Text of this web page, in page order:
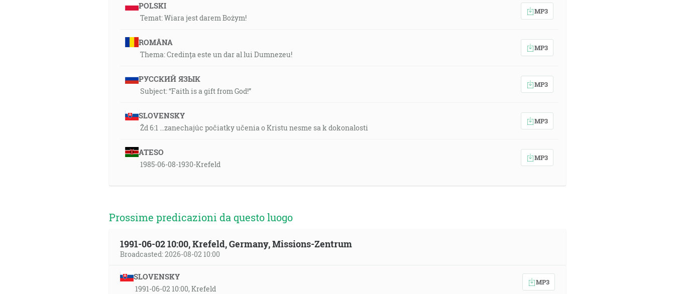
POLSKI
Temat: Wiara jest darem Bożym!
MP3
ROMÂNA
Thema: Credința este un dar al lui Dumnezeu!
MP3
РУССКИЙ ЯЗЫК
Subject: “Faith is a gift from God!”
MP3
SLOVENSKY
Žd 6:1 …zanechajúc počiatky učenia o Kristu nesme sa k dokonalosti
MP3
ATESO
1985-06-08-1930-Krefeld
MP3
Prossime predicazioni da questo luogo
1991-06-02 10:00, Krefeld, Germany, Missions-Zentrum
Broadcasted: 2026-08-02 10:00
SLOVENSKY
1991-06-02 10:00, Krefeld
MP3